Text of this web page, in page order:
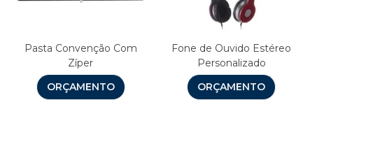
Pasta Convenção Com
Zíper
ORÇAMENTO
Fone de Ouvido Estéreo
Personalizado
ORÇAMENTO